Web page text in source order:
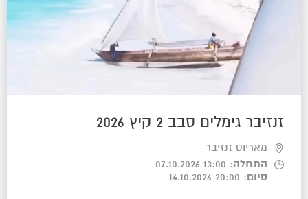
זנזיבר גימלים סבב 2 קיץ 2026
מאריוט זנזיבר
התחלה: 13:00 07.10.2026
סיום : 20:00 14.10.2026